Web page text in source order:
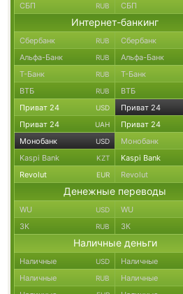
СБП RUB СБП
Интернет-банкинг
Сбербанк RUB Сбербанк
Альфа-Банк RUB Альфа-Банк
Т-Банк RUB Т-Банк
ВТБ RUB ВТБ
Приват 24 USD Приват 24
Приват 24 UAH Приват 24
Монобанк USD Монобанк
Kaspi Bank KZT Kaspi Bank
Revolut EUR Revolut
Денежные переводы
WU USD WU
ЗК RUB ЗК
Наличные деньги
Наличные USD Наличные
Наличные RUB Наличные